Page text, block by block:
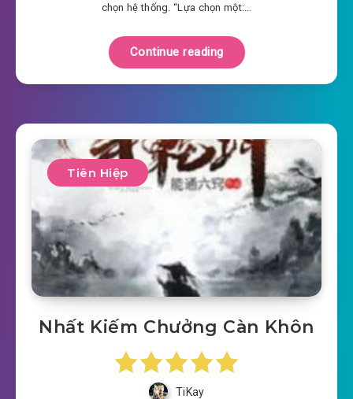
chọn hệ thống. “Lựa chọn một:…
Continue reading
Tiên Hiệp
Nhất Kiếm Chưởng Càn Khôn
TiKay